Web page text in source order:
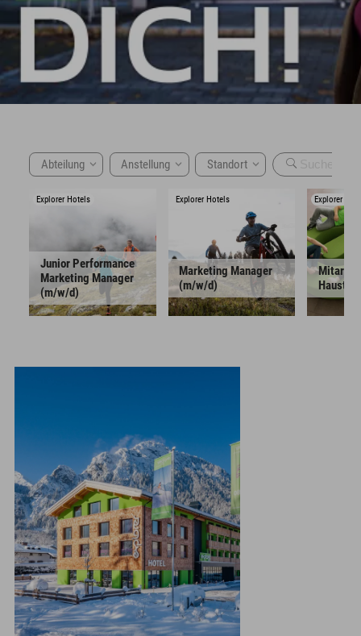
Abteilung Anstellung Standort
Explorer Hotels
Junior Performance
Marketing Manager
(m/w/d)
Explorer Hotels
Marketing Manager
(m/w/d)
Explorer